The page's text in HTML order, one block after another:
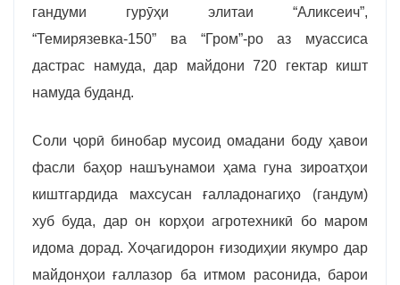
гандуми гурӯҳи элитаи “Аликсеич”,
“Темирязевка-150” ва “Гром”-ро аз муассиса
дастрас намуда, дар майдони 720 гектар кишт
намуда буданд.
Соли ҷорӣ бинобар мусоид омадани боду ҳавои
фасли баҳор нашъунамои ҳама гуна зироатҳои
киштгардида махсусан ғалладонагиҳо (гандум)
хуб буда, дар он корҳои агротехникӣ бо маром
идома дорад. Хоҷагидорон ғизодиҳии якумро дар
майдонҳои ғаллазор ба итмом расонида, барои